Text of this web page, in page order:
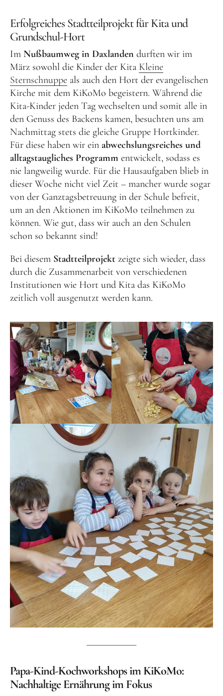
Erfolgreiches Stadtteilprojekt für Kita und
Grundschul-Hort
Im Nußbaumweg in Daxlanden durften wir im
März sowohl die Kinder der Kita Kleine
Sternschnuppe als auch den Hort der evangelischen
Kirche mit dem KiKoMo begeistern. Während die
Kita-Kinder jeden Tag wechselten und somit alle in
den Genuss des Backens kamen, besuchten uns am
Nachmittag stets die gleiche Gruppe Hortkinder.
Für diese haben wir ein abwechslungsreiches und
alltagstaugliches Programm entwickelt, sodass es
nie langweilig wurde. Für die Hausaufgaben blieb in
dieser Woche nicht viel Zeit – mancher wurde sogar
von der Ganztagsbetreuung in der Schule befreit,
um an den Aktionen im KiKoMo teilnehmen zu
können. Wie gut, dass wir auch an den Schulen
schon so bekannt sind!
Bei diesem Stadtteilprojekt zeigte sich wieder, dass
durch die Zusammenarbeit von verschiedenen
Institutionen wie Hort und Kita das KiKoMo
zeitlich voll ausgenutzt werden kann.
Papa-Kind-Kochworkshops im KiKoMo:
Nachhaltige Ernährung im Fokus